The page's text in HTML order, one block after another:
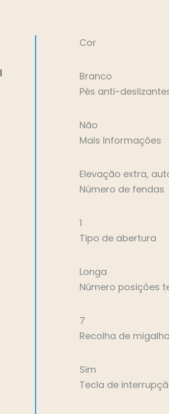
Cor
Branco
Pés anti-
Não
Mais Informações
Elevação extra,
Número de fendas
1
Tipo de abertura
Longa
Número posições
7
Recolha de
Sim
Tecla de